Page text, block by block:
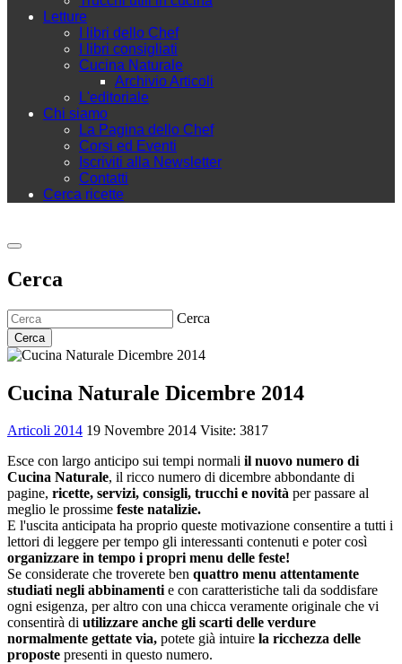
Letture
I libri dello Chef
I libri consigliati
Cucina Naturale
Archivio Articoli
L'editoriale
Chi siamo
La Pagina dello Chef
Corsi ed Eventi
Iscriviti alla Newsletter
Contatti
Cerca ricette
Cerca
Cerca
Cerca
Cucina Naturale Dicembre 2014
Articoli 2014 19 Novembre 2014 Visite: 3817
Esce con largo anticipo sui tempi normali il nuovo numero di
Cucina Naturale, il ricco numero di dicembre abbondante di
pagine, ricette, servizi, consigli, trucchi e novità per passare al
meglio le prossime feste natalizie.
E l'uscita anticipata ha proprio queste motivazione consentire a tutti i
lettori di leggere per tempo gli interessanti contenuti e poter così
organizzare in tempo i propri menu delle feste!
Se considerate che troverete ben quattro menu attentamente
studiati negli abbinamentie con caratteristiche tali da soddisfare
ogni esigenza, per altro con una chicca veramente originale che vi
consentirà di utilizzare anche gli scarti delle verdure
normalmente gettate via, potete già intuire la ricchezza delle
proposte presenti in questo numero.